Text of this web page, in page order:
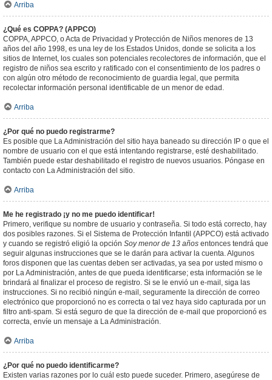
Arriba
¿Qué es COPPA? (APPCO)
COPPA, APPCO, o Acta de Privacidad y Protección de Niños menores de 13
años del año 1998, es una ley de los Estados Unidos, donde se solicita a los
sitios de Internet, los cuales son potenciales recolectores de información, que el
registro de niños sea escrito y ratificado con el consentimiento de los padres o
con algún otro método de reconocimiento de guardia legal, que permita
recolectar información personal identificable de un menor de edad.
Arriba
¿Por qué no puedo registrarme?
Es posible que La Administración del sitio haya baneado su dirección IP o que el
nombre de usuario con el que está intentando registrarse, esté deshabilitado.
También puede estar deshabilitado el registro de nuevos usuarios. Póngase en
contacto con La Administración del sitio.
Arriba
Me he registrado ¡y no me puedo identificar!
Primero, verifique su nombre de usuario y contraseña. Si todo está correcto, hay
dos posibles razones. Si el Sistema de Protección Infantil (APPCO) está activado
y cuando se registró eligió la opción Soy menor de 13 años entonces tendrá que
seguir algunas instrucciones que se le darán para activar la cuenta. Algunos
foros disponen que las cuentas deben ser activadas, ya sea por usted mismo o
por La Administración, antes de que pueda identificarse; esta información se le
brindará al finalizar el proceso de registro. Si se le envió un e-mail, siga las
instrucciones. Si no recibió ningún e-mail, seguramente la dirección de correo
electrónico que proporcionó no es correcta o tal vez haya sido capturada por un
filtro anti-spam. Si está seguro de que la dirección de e-mail que proporcionó es
correcta, envíe un mensaje a La Administración.
Arriba
¿Por qué no puedo identificarme?
Existen varias razones por lo cuál esto puede suceder. Primero, asegúrese de